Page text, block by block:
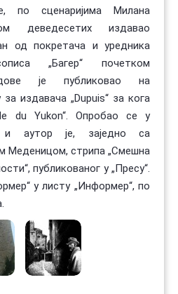
по сценаријима Милана
деведесетих издавао
од покретача и уредника
„Багер“ почетком
је публиковао на
издавача „Dupuis“ за кога
du Yukon“. Опробао се у
и аутор је, заједно са
Меденицом, стрипа „Смешна
публикованог у „Пресу“.
у листу „Информер“, по